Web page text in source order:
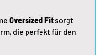
Oversized Fitsorgt
die perfekt für den